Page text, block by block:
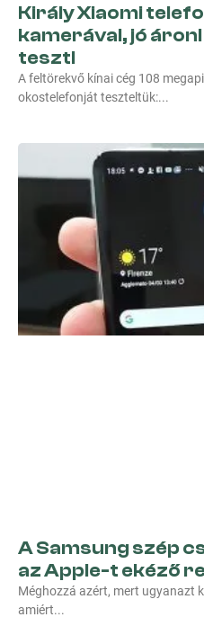
Király Xiaomi
kamerával, jó áron!
teszt!
A feltörekvő kínai cég 108
okostelefonját teszteltük:
A Samsung szép
az Apple-t ekéző
Méghozzá azért, mert ugyanazt
amiért